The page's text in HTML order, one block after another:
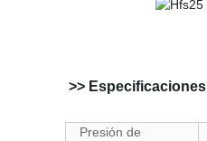
>> Especificaciones
Presión de